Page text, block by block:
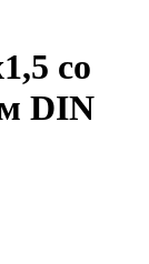
со
DIN